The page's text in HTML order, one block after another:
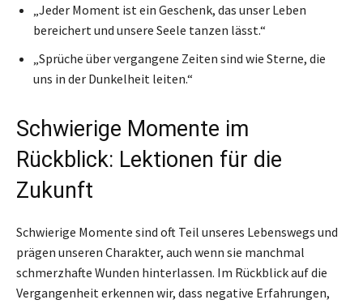
„Jeder Moment ist ein Geschenk, das unser Leben
bereichert und unsere Seele tanzen lässt.“
„Sprüche über vergangene Zeiten sind wie Sterne, die
uns in der Dunkelheit leiten.“
Schwierige Momente im
Rückblick: Lektionen für die
Zukunft
Schwierige Momente sind oft Teil unseres Lebenswegs und
prägen unseren Charakter, auch wenn sie manchmal
schmerzhafte Wunden hinterlassen. Im Rückblick auf die
Vergangenheit erkennen wir, dass negative Erfahrungen,